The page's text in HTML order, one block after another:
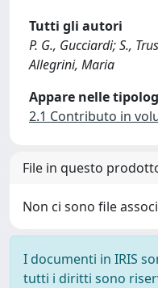
Tutti gli autori
P. G., Gucciardi; S.,
Allegrini, Maria
Appare nelle
2.1 Contributo in
File in questo
Non ci sono file
I documenti in IRIS
tutti i diritti sono